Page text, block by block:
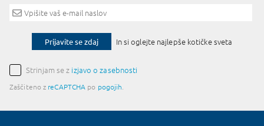
Prijavite se zdaj In si oglejte najlepše kotičke sveta
Strinjam se z izjavo o zasebnosti
Zaščiteno z reCAPTCHA po pogojih